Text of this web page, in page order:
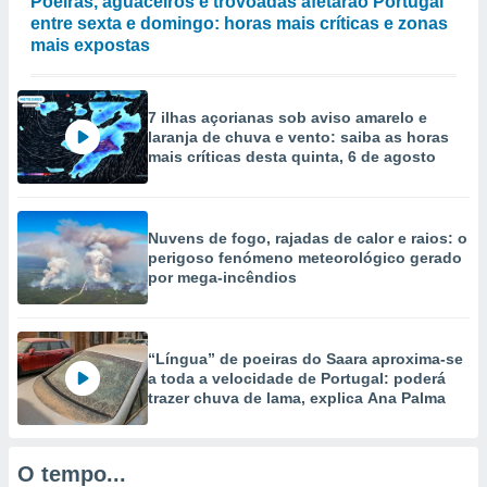
ou aceder
para
utilizar
criar
medir
da
medir o
de
entre sexta e domingo: horas mais críticas e zonas
mais expostas
7 ilhas açorianas sob aviso amarelo e
laranja de chuva e vento: saiba as horas
mais críticas desta quinta, 6 de agosto
Nuvens de fogo, rajadas de calor e raios: o
perigoso fenómeno meteorológico gerado
por mega-incêndios
“Língua” de poeiras do Saara aproxima-se
a toda a velocidade de Portugal: poderá
trazer chuva de lama, explica Ana Palma
O tempo...